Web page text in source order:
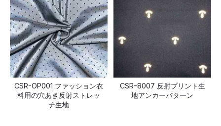
CSR-OP001 ファッション衣
料用の穴あき反射ストレッ
チ生地
CSR-8007 反射プリント生
地アンカーパターン